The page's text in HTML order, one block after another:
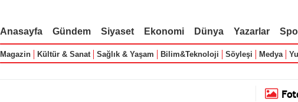
Anasayfa Gündem Siyaset Ekonomi Dünya Yazarlar
Magazin Kültür & Sanat Sağlık & Yaşam Bilim&Teknoloji Söyleşi Medya